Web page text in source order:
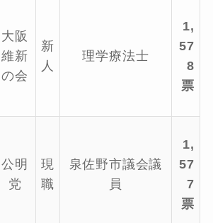
大阪
維新
の会
新
人
理学療法士
1,
57
8
票
公明
党
現
職
泉佐野市議会議
員
1,
57
7
票